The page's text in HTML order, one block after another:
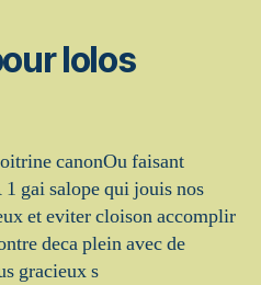
lolos
canonOu faisant
gai salope qui jouis nos
et eviter cloison accomplir
deca plein avec de
gracieux s